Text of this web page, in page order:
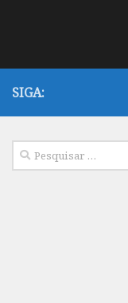
SIGA:
Pesquisar
por: